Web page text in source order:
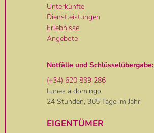
Unterkünfte
Dienstleistungen
Erlebnisse
Angebote
Notfälle und Schlüsselübergabe:
(+34) 620 839 286
Lunes a domingo
24 Stunden, 365 Tage im Jahr
EIGENTÜMER